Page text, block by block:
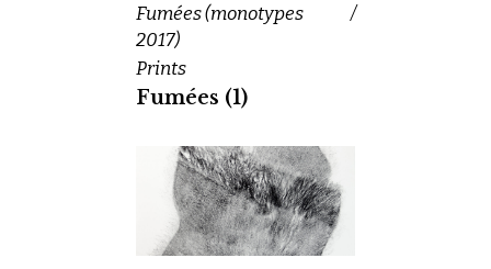
Fumées (monotypes
2017)
Prints
Fumées (1)